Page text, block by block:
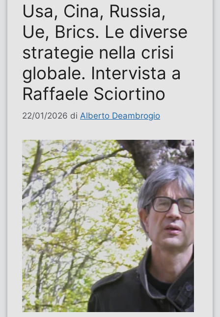
Usa, Cina, Russia,
Ue, Brics. Le diverse
strategie nella crisi
globale. Intervista a
Raffaele Sciortino
22/01/2026 di Alberto Deambrogio